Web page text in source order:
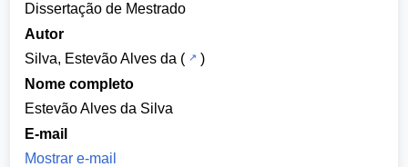
Dissertação de Mestrado
Autor
Silva, Estevão Alves da (
)
Nome completo
Estevão Alves da Silva
E-mail
Mostrar e-mail